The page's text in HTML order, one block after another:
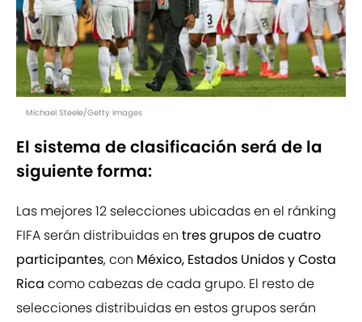
Michael Steele/Getty Images
El sistema de clasificación será de la
siguiente forma:
Las mejores 12 selecciones ubicadas en el ránking
FIFA serán distribuidas en tres grupos de cuatro
participantes, con México, Estados Unidos y Costa
Rica como cabezas de cada grupo. El resto de
selecciones distribuidas en estos grupos serán